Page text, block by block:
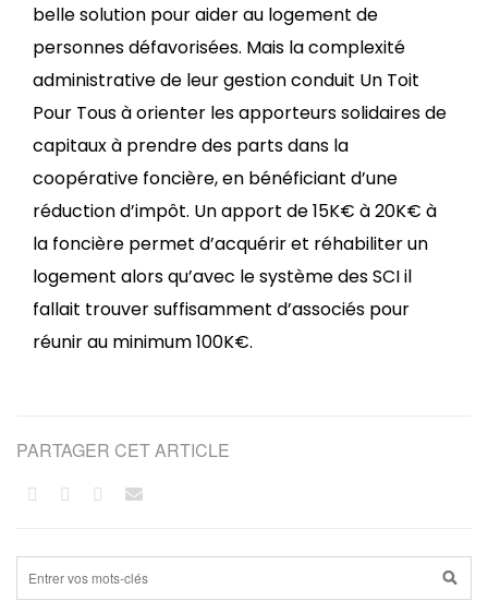
belle solution pour aider au logement de
personnes défavorisées. Mais la complexité
administrative de leur gestion conduit Un Toit
Pour Tous à orienter les apporteurs solidaires de
capitaux à prendre des parts dans la
coopérative foncière, en bénéficiant d’une
réduction d’impôt. Un apport de 15K€ à 20K€ à
la foncière permet d’acquérir et réhabiliter un
logement alors qu’avec le système des SCI il
fallait trouver suffisamment d’associés pour
réunir au minimum 100K€.
PARTAGER CET ARTICLE